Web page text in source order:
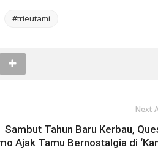
#trieutami
Next
Sambut Tahun Baru Kerbau,
Ajak Tamu Bernostalgia di